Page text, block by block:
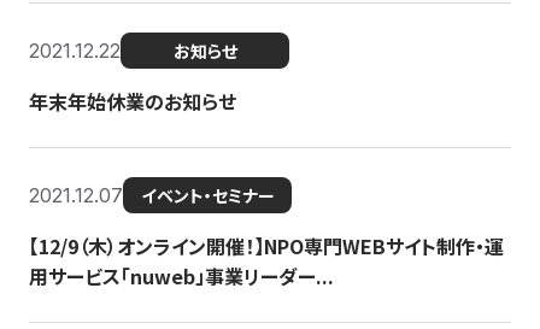
2021.12.22 お知らせ
年末年始休業のお知らせ
2021.12.07 イベント・セミナー
【12/9（木）オンライン開催！】NPO専門WEBサイト制作・運
用サービス「nuweb」事業リーダー...